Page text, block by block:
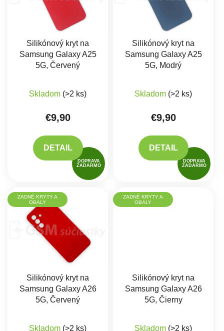
DOPRAVA
ZADARMO
Silikónový kryt na
Samsung Galaxy A25
5G, Červený
Skladom (>2 ks)
€9,90
DETAIL
DOPRAVA
ZADARMO
Silikónový kryt na
Samsung Galaxy A25
5G, Modrý
Skladom (>2 ks)
€9,90
DETAIL
ZADNÉ KRYTY A
OBALY
Silikónový kryt na
Samsung Galaxy A26
5G, Červený
Skladom (>2 ks)
ZADNÉ KRYTY A
OBALY
Silikónový kryt na
Samsung Galaxy A26
5G, Čierny
Skladom (>2 ks)